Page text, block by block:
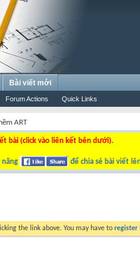
Forum Actions Quick Links
Bài viết mới
ART
bài (click vào liên kết bên dưới).
để chia sẻ bài viết
the link above. You may have to register